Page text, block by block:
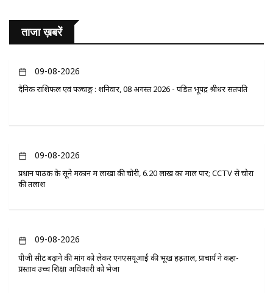
ताजा ख़बरें
09-08-2026
दैनिक राशिफल एवं पञ्चाङ्ग : शनिवार, 08 अगस्त 2026 - पंडित भूपेंद्र श्रीधर सतपति
09-08-2026
प्रधान पाठक के सूने मकान में लाखों की चोरी, 6.20 लाख का माल पार; CCTV से चोरों
की तलाश
09-08-2026
पीजी सीट बढ़ाने की मांग को लेकर एनएसयूआई की भूख हड़ताल, प्राचार्य ने कहा-
प्रस्ताव उच्च शिक्षा अधिकारी को भेजा